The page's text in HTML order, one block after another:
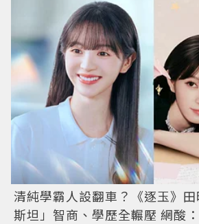
清純學霸人設翻車？《逐玉》
斯坦」智商、學歷全輾壓 網酸